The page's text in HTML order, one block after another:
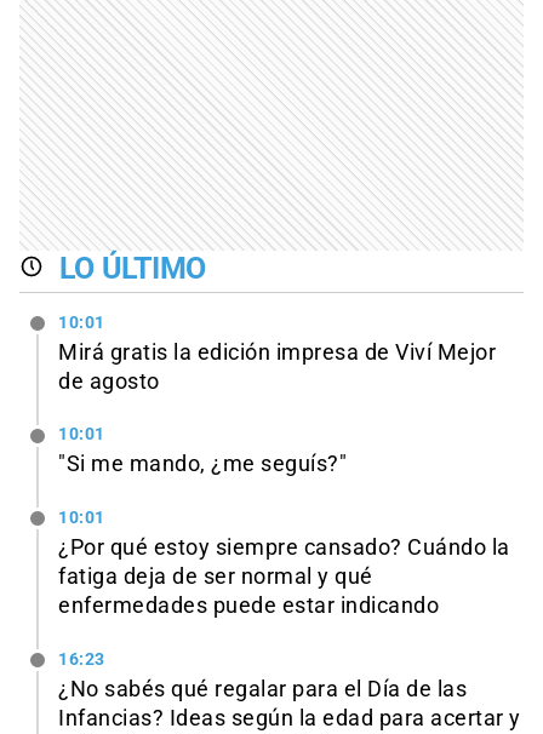
LO ÚLTIMO
10:01
Mirá gratis la edición impresa de Viví Mejor
de agosto
10:01
"Si me mando, ¿me seguís?"
10:01
¿Por qué estoy siempre cansado? Cuándo la
fatiga deja de ser normal y qué
enfermedades puede estar indicando
16:23
¿No sabés qué regalar para el Día de las
Infancias? Ideas según la edad para acertar y